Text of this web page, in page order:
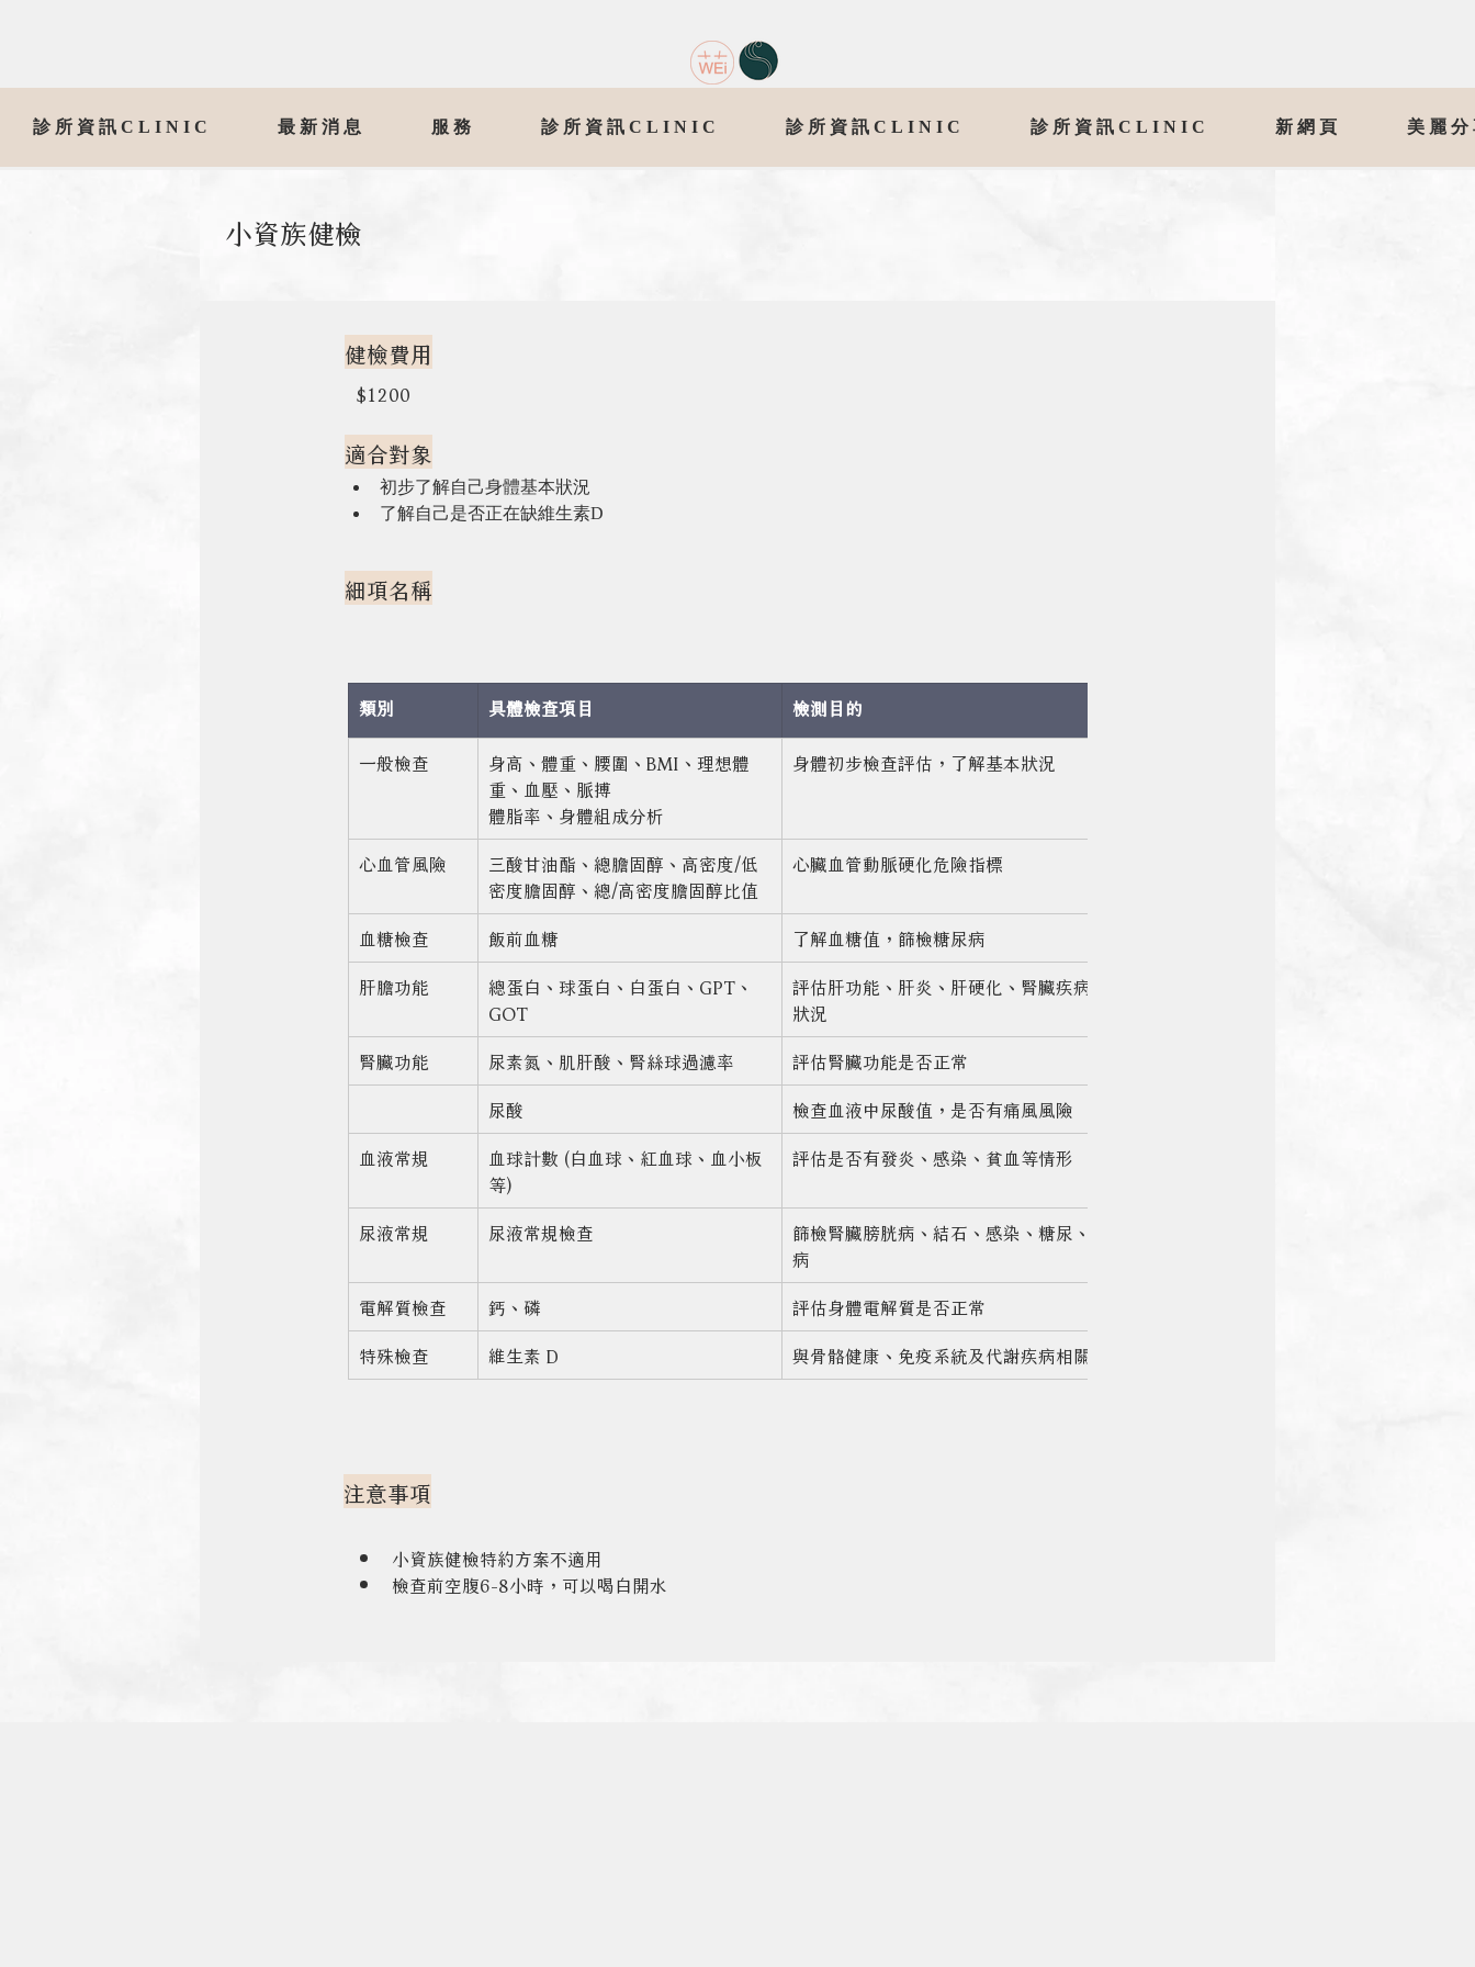
診所資訊CLINIC 最新消息 服務 診所資訊CLINIC 診所資訊CLINIC 診所資訊CLINIC 新網頁 美麗
小資族健檢
健檢費用
$1200
適合對象
初步了解自己身體基本狀況
了解自己是否正在缺維生素D
細項名稱
類別 具體檢查項目
檢測目的
一般檢查
身高、體重、腰圍、BMI、理想體
重、血壓、脈搏
體脂率、身體組成分析
身體初步檢查評估，了解基本狀況
心血管風險
三酸甘油酯、總膽固醇、高密度/低
密度膽固醇、總/高密度膽固醇比值
心臟血管動脈硬化危險指標
血糖檢查 飯前血糖
了解血糖值，篩檢糖尿病
肝膽功能
總蛋白、球蛋白、白蛋白、GPT、
GOT
評估肝功能、肝炎、肝硬化、腎臟疾病及營養
狀況
腎臟功能
尿素氮、肌肝酸、腎絲球過濾率
評估腎臟功能是否正常
尿酸
檢查血液中尿酸值，是否有痛風風險
血液常規
血球計數 (白血球、紅血球、血小板
等)
評估是否有發炎、感染、貧血等情形
尿液常規 尿液常規檢查
篩檢腎臟膀胱病、結石、感染、糖尿、肝膽疾
病
電解質檢查
鈣、磷
評估身體電解質是否正常
特殊檢查
維生素 D 與骨骼健康、免疫系統及代謝疾病相關
注意事項
小資族健檢特約方案不適用
檢查前空腹6-8小時，可以喝白開水